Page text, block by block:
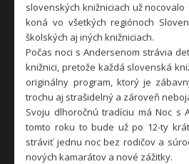
slovenských knižniciach už nocovalo
koná vo všetkých regiónoch
školských aj iných knižniciach.
Počas noci s Andersenom strávia
knižnici, pretože každá slovenská
originálny program, ktorý je
trochu aj strašidelný a zároveň
Svoju dlhoročnú tradíciu má Noc s
tomto roku to bude už po 12-ty
stráviť jednu noc bez rodičov a
nových kamarátov a nové zážitky.